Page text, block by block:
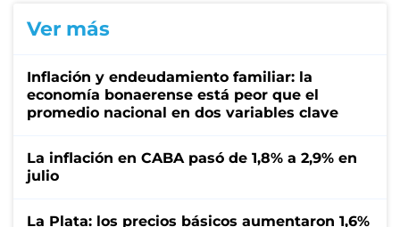
Ver más
Inflación y endeudamiento familiar: la
economía bonaerense está peor que el
promedio nacional en dos variables clave
La inflación en CABA pasó de 1,8% a 2,9% en
julio
La Plata: los precios básicos aumentaron 1,6%